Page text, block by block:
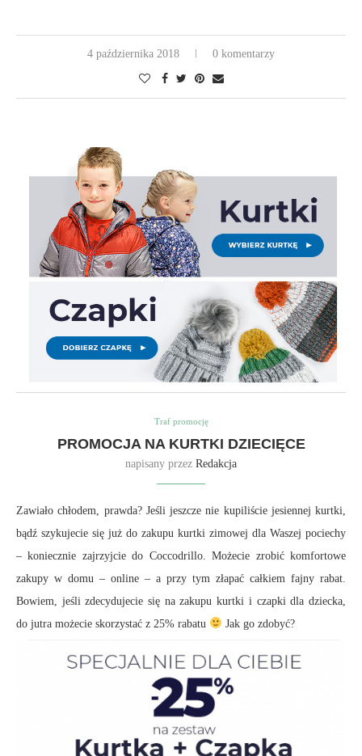
4 października 2018 0 komentarzy
Traf promocję
PROMOCJA NA KURTKI DZIECIĘCE
napisany przez Redakcja
Zawiało chłodem, prawda? Jeśli jeszcze nie kupiliście jesiennej kurtki,
bądź szykujecie się już do zakupu kurtki zimowej dla Waszej pociechy
– koniecznie zajrzyjcie do Coccodrillo. Możecie zrobić komfortowe
zakupy w domu – online – a przy tym złapać całkiem fajny rabat.
Bowiem, jeśli zdecydujecie się na zakupu kurtki i czapki dla dziecka,
do jutra możecie skorzystać z 25% rabatu
Jak go zdobyć?